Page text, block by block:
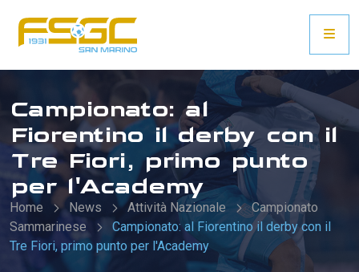
Campionato: al
Fiorentino il derby con il
Tre Fiori, primo punto
per l'Academy
Home News Attività Nazionale
Campionato
Sammarinese
Campionato: al Fiorentino il derby con il
Tre Fiori, primo punto per l'Academy